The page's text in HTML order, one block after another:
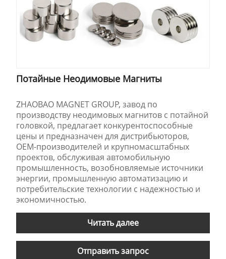
Потайные Неодимовые Магниты
ZHAOBAO MAGNET GROUP, завод по
производству неодимовых магнитов с потайной
головкой, предлагает конкурентоспособные
цены и предназначен для дистрибьюторов,
OEM-производителей и крупномасштабных
проектов, обслуживая автомобильную
промышленность, возобновляемые источники
энергии, промышленную автоматизацию и
потребительские технологии с надежностью и
экономичностью.
Читать далее
Отправить запрос